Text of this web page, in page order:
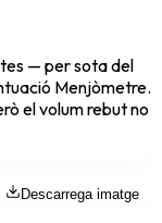
— per sota del
Menjòmetre.
el volum rebut no
Descarrega imatge